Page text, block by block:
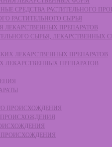
СРЕДСТВА РАСТИТЕЛЬНОГО
РАСТИТЕЛЬНОГО СЫРЬЯ
ЛЕКАРСТВЕННЫХ ПРЕПАРАТОВ
СЫРЬЯ, ЛЕКАРСТВЕННЫХ
ЛЕКАРСТВЕННЫХ ПРЕПАРАТОВ
ЛЕКАРСТВЕННЫХ ПРЕПАРАТОВ
ПРОИСХОЖДЕНИЯ
ПРОИСХОЖДЕНИЯ